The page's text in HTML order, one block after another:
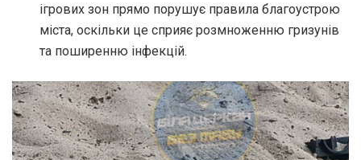
ігрових зон прямо порушує правила благоустрою
міста, оскільки це сприяє розмноженню гризунів
та поширенню інфекцій.